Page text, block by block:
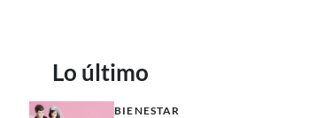
Lo último
BIENESTAR